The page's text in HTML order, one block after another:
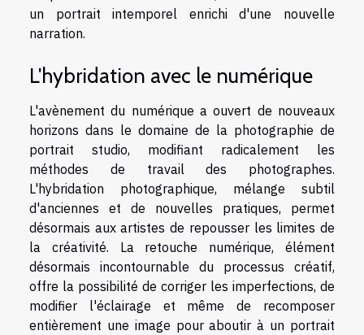
un portrait intemporel enrichi d'une nouvelle
narration.
L'hybridation avec le numérique
L'avènement du numérique a ouvert de nouveaux
horizons dans le domaine de la photographie de
portrait studio, modifiant radicalement les
méthodes de travail des photographes.
L'hybridation photographique, mélange subtil
d'anciennes et de nouvelles pratiques, permet
désormais aux artistes de repousser les limites de
la créativité. La retouche numérique, élément
désormais incontournable du processus créatif,
offre la possibilité de corriger les imperfections, de
modifier l'éclairage et même de recomposer
entièrement une image pour aboutir à un portrait